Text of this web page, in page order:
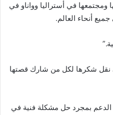
في أستراليا وواناو في
أنحاء العالم.
نقل شكرها لكل من شارك قصتها
الدعم بمجرد حل مشكلة فنية في